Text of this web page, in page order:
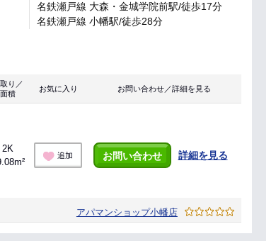
名鉄瀬戸線 大森・金城学院前駅/徒歩17分
名鉄瀬戸線 小幡駅/徒歩28分
り／
面積
お気に入り お問い合わせ／詳細を見る
2K
追加 お問い合わせ 詳細を見る
アパマンショップ小幡店